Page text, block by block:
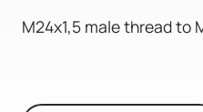
M24x1,5 male thread to